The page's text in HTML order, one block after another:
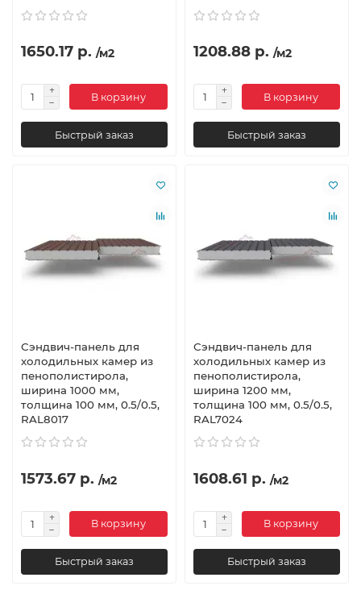
1650.17 р. /м2
В корзину
Быстрый заказ
1208.88 р. /м2
В корзину
Быстрый заказ
Сэндвич-панель для
холодильных камер из
пенополистирола,
ширина 1000 мм,
толщина 100 мм, 0.5/0.5,
RAL8017
1573.67 р. /м2
В корзину
Быстрый заказ
Сэндвич-панель для
холодильных камер из
пенополистирола,
ширина 1200 мм,
толщина 100 мм, 0.5/0.5,
RAL7024
1608.61 р. /м2
В корзину
Быстрый заказ